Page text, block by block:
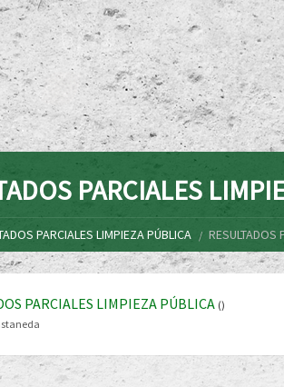
PARCIALES
PARCIALES LIMPIEZA PÚBLICA RESULTADOS
PARCIALES LIMPIEZA PÚBLICA ()